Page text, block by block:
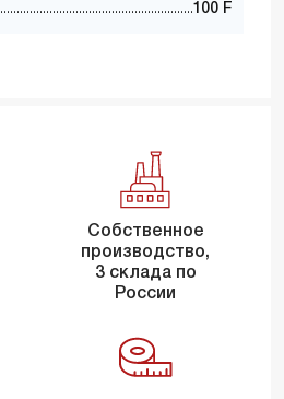
100 F
Собственное
производство,
3 склада по
России